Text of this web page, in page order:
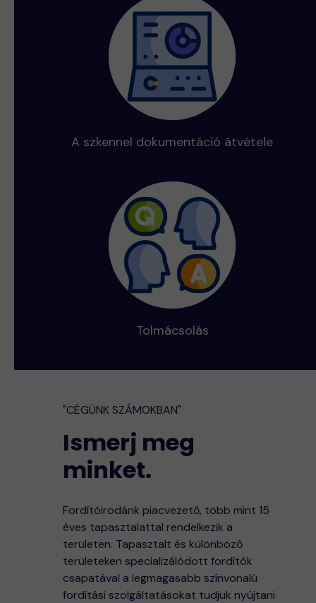
A szkennel dokumentáció átvétele
Tolmácsolás
"CÉGÜNK SZÁMOKBAN"
Ismerj meg
minket.
Fordítóirodánk piacvezető, több mint 15
éves tapasztalattal rendelkezik a
területen. Tapasztalt és különböző
területeken specializálódott fordítók
csapatával a legmagasabb színvonalú
fordítási szolgáltatásokat tudjuk nyújtani